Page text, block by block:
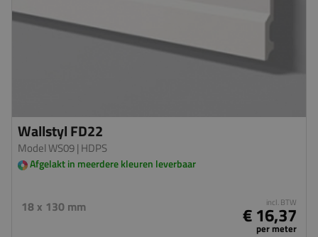
Wallstyl FD22
Model WS09| HDPS
Afgelakt in meerdere kleuren leverbaar
18 x 130 mm incl. BTW
€ 16,37
per meter